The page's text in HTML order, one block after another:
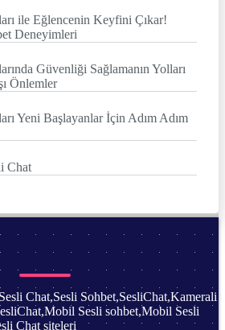
ile Eğlencenin Keyfini Çıkar!
Deneyimleri
Güvenliği Sağlamanın Yolları
Önlemler
Yeni Başlayanlar İçin Adım Adım
Chat
Chat,Sesli Sohbet,SesliChat,Kamerali
Sesli sohbet,Mobil Sesli
Chat siteleri